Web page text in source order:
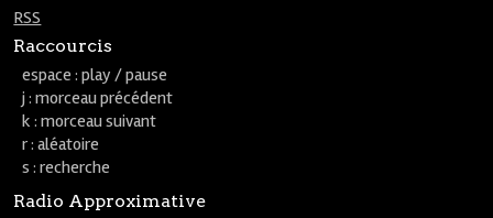
RSS
Raccourcis
espace : play / pause
j : morceau précédent
k : morceau suivant
r : aléatoire
s : recherche
Radio Approximative